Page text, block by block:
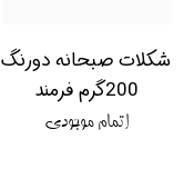
شکلات صبحانه دورنگ
200گرم فرمند
اتمام موجودی